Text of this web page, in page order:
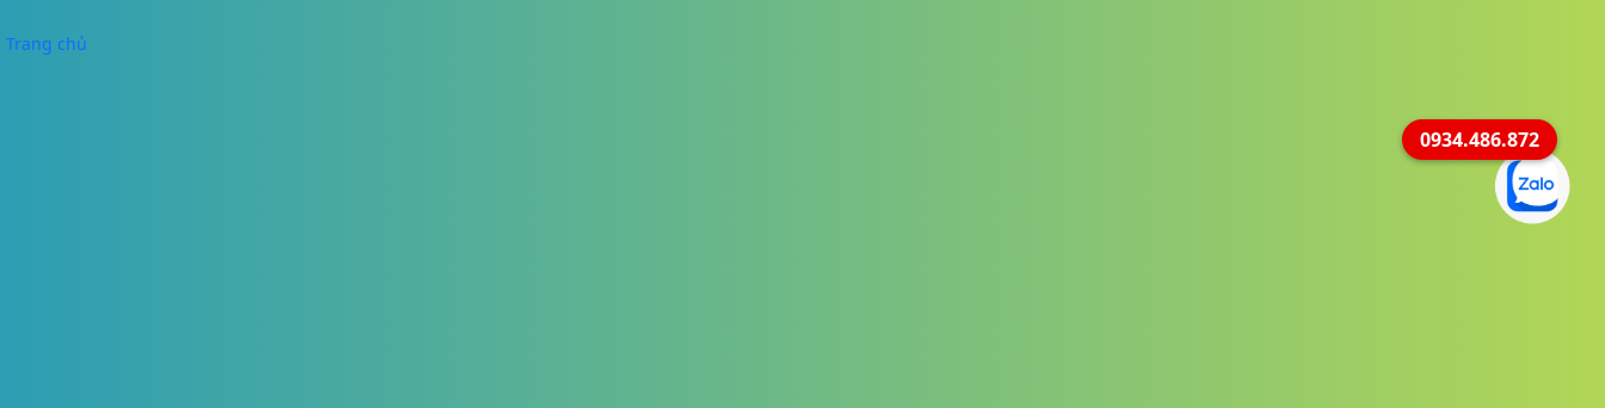
Trang chủ
0934.486.872